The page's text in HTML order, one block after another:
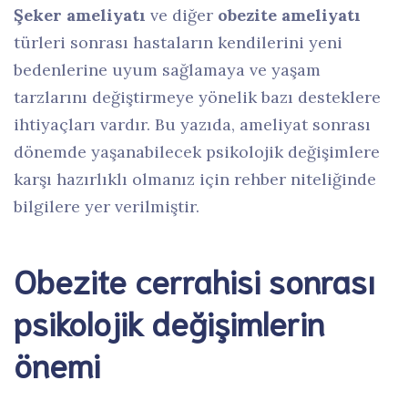
Şeker ameliyatı ve diğer obezite ameliyatı
türleri sonrası hastaların kendilerini yeni
bedenlerine uyum sağlamaya ve yaşam
tarzlarını değiştirmeye yönelik bazı desteklere
ihtiyaçları vardır. Bu yazıda, ameliyat sonrası
dönemde yaşanabilecek psikolojik değişimlere
karşı hazırlıklı olmanız için rehber niteliğinde
bilgilere yer verilmiştir.
Obezite cerrahisi sonrası
psikolojik değişimlerin
önemi